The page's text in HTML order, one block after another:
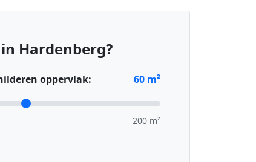
Hardenberg?
oppervlak: 60 m²
200 m²